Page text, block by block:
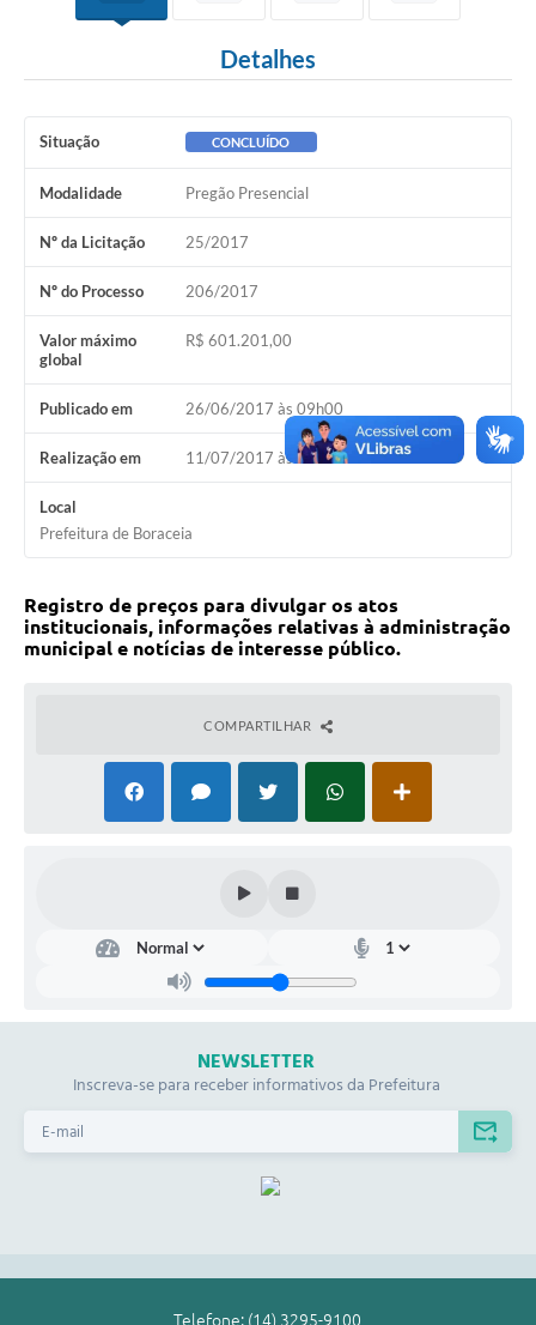
Galeria de Fotos
Editais
Prefeito por um dia
IPTU
Telefones Úteis
Transparência
Atendimento Médico
Atendimento Odontológico
Detalhes
Situação CONCLUÍDO
Modalidade Pregão Presencial
Nº da Licitação 25/2017
Nº do Processo 206/2017
Valor máximo
global
R$ 601.201,00
Publicado em 26/06/2017 às 09h00
Realização em 11/07/2017 às 09h00
Local
Prefeitura de Boraceia
Registro de preços para divulgar os atos
institucionais, informações relativas à administração
municipal e notícias de interesse público.
COMPARTILHAR
NEWSLETTER
Inscreva-se para receber informativos da Prefeitura
Telefone: (14) 3295-9100